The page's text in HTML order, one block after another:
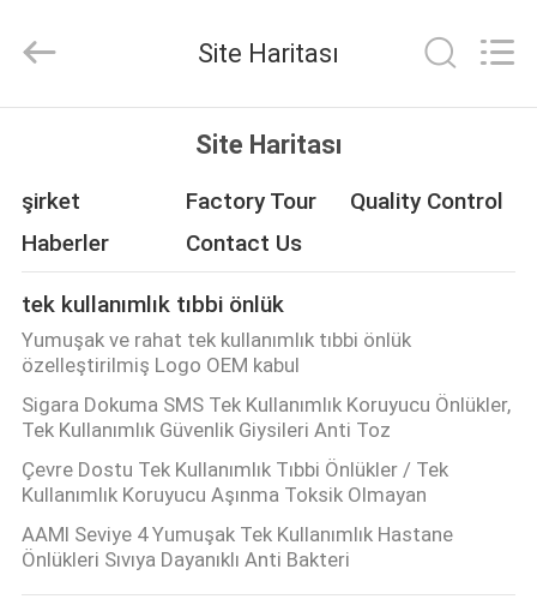
ÜRÜN:%
HAKKIMIZDA
FABRIKA
TURU
KALITE
KONTROL
PRODUCTS
CO.,LTD(WUHAN
Rights
Site Haritası
Site Haritası
şirket Factory Tour
Quality Control
Haberler
Contact Us
tek kullanımlık tıbbi önlük
Yumuşak ve rahat tek kullanımlık tıbbi önlük
özelleştirilmiş Logo OEM kabul
Sigara Dokuma SMS Tek Kullanımlık Koruyucu Önlükler,
Tek Kullanımlık Güvenlik Giysileri Anti Toz
Çevre Dostu Tek Kullanımlık Tıbbi Önlükler / Tek
Kullanımlık Koruyucu Aşınma Toksik Olmayan
AAMI Seviye 4 Yumuşak Tek Kullanımlık Hastane
Önlükleri Sıvıya Dayanıklı Anti Bakteri